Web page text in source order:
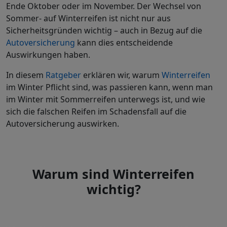
Ende Oktober oder im November. Der Wechsel von
Sommer- auf Winterreifen ist nicht nur aus
Sicherheitsgründen wichtig – auch in Bezug auf die
Autoversicherung kann dies entscheidende
Auswirkungen haben.
In diesem Ratgeber erklären wir, warum Winterreifen
im Winter Pflicht sind, was passieren kann, wenn man
im Winter mit Sommerreifen unterwegs ist, und wie
sich die falschen Reifen im Schadensfall auf die
Autoversicherung auswirken.
Warum sind Winterreifen
wichtig?